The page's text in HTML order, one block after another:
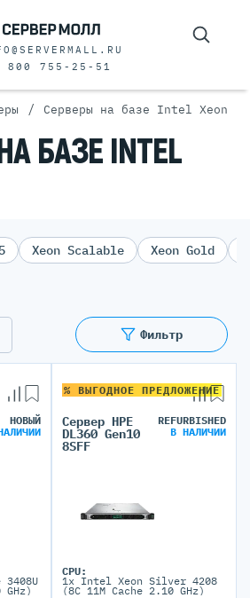
800 755-25-51
/ Серверы на базе Intel Xeon
БАЗЕ INTEL
Xeon Scalable Xeon Gold
Фильтр
НОВЫЙ
% ВЫГОДНОЕ ПРЕДЛОЖЕНИЕ
Сервер HPE
DL360 Gen10
8SFF
REFURBISHED
В НАЛИЧИИ
CPU:
1x Intel Xeon Silver 4208
(8C 11M Cache 2.10 GHz)